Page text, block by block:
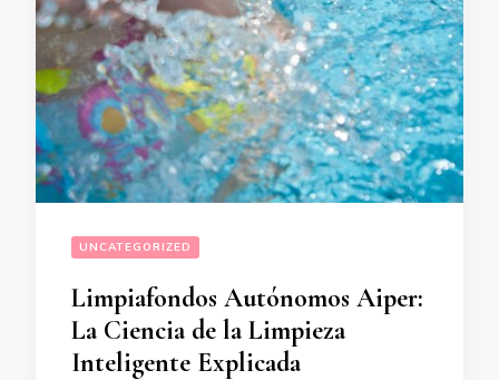
UNCATEGORIZED
Limpiafondos Autónomos Aiper:
La Ciencia de la Limpieza
Inteligente Explicada